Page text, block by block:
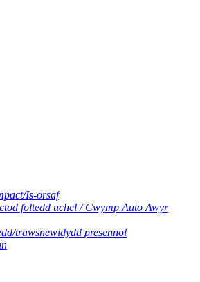
Is-orsaf
foltedd uchel / Cwymp Auto Awyr
trawsnewidydd presennol